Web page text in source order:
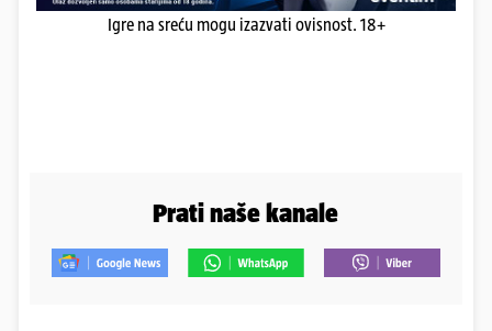
Igre na sreću mogu izazvati ovisnost. 18+
Prati naše kanale